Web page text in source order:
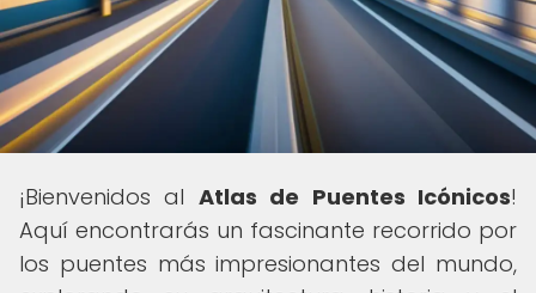
¡Bienvenidos al Atlas de Puentes Icónicos!
Aquí encontrarás un fascinante recorrido por
los puentes más impresionantes del mundo,